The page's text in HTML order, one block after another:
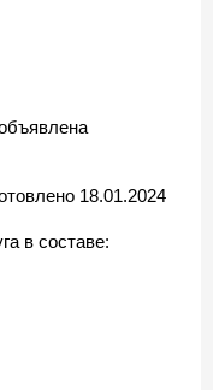
18.01.2024
в составе: